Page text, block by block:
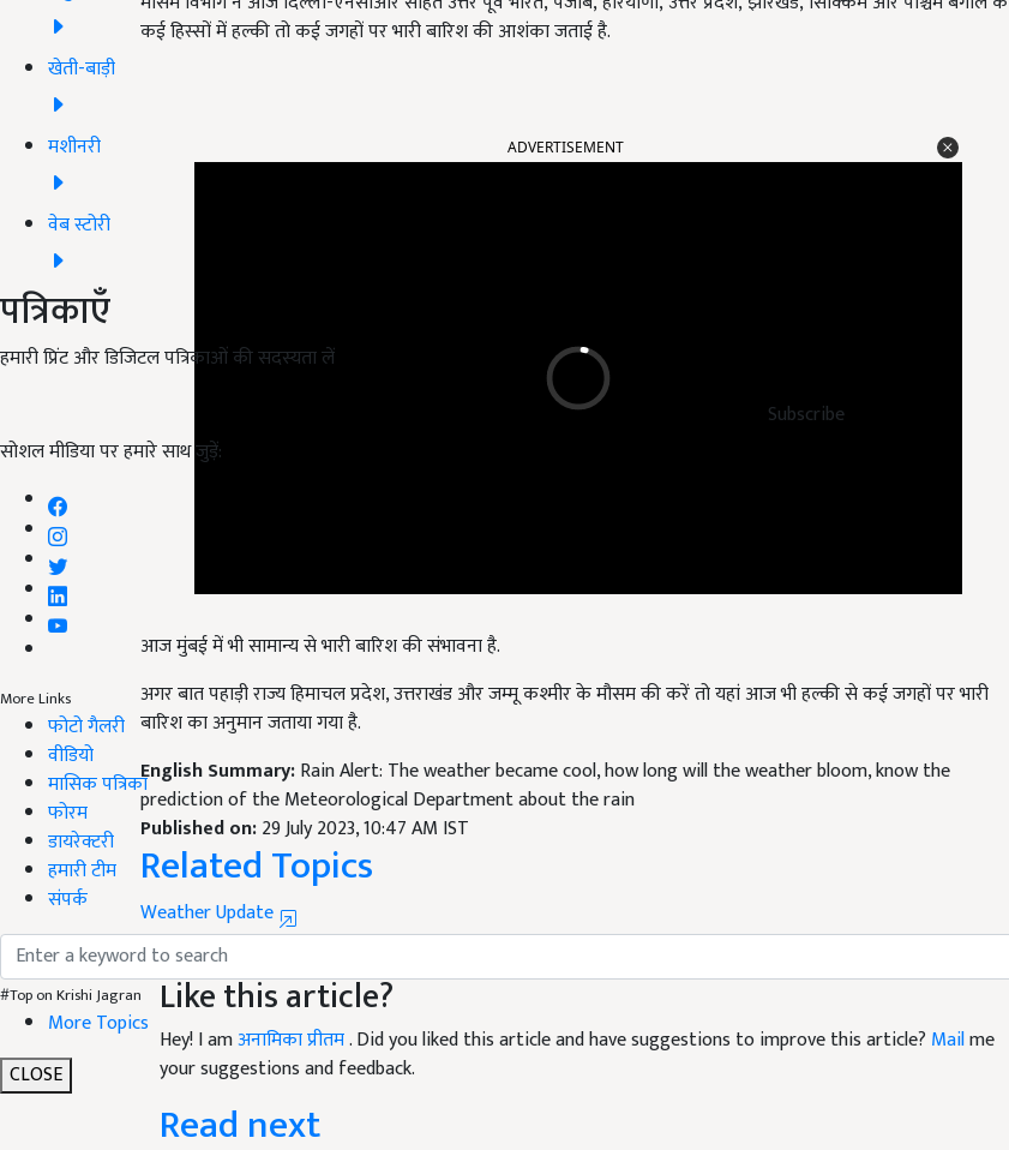
खेती-बाड़ी
मशीनरी
वेब स्टोरी
पत्रिकाएँ
हमारी प्रिंट और डिजिटल पत्रिकाओं की सदस्यता लें
Subscribe
सोशल मीडिया पर हमारे साथ जुड़ें:
More Links
फोटो गैलरी
वीडियो
मासिक पत्रिका
फोरम
डायरेक्टरी
हमारी टीम
संपर्क
#Top on Krishi Jagran
More Topics
CLOSE
कई हिस्सों में हल्की तो कई जगहों पर भारी बारिश की आशंका जताई है.
ADVERTISEMENT
आज मुंबई में भी सामान्य से भारी बारिश की संभावना है.
अगर बात पहाड़ी राज्य हिमाचल प्रदेश, उत्तराखंड और जम्मू कश्मीर के मौसम की करें तो यहां आज भी हल्की से कई जगहों पर भारी
बारिश का अनुमान जताया गया है.
English Summary:Rain Alert: The weather became cool, how long will the weather bloom, know the
prediction of the Meteorological Department about the rain
Published on:29 July 2023, 10:47 AM IST
Related Topics
Weather Update
Rain Alertweather updateweather today
Like this article?
Hey! I amअनामिका प्रीतम. Did you liked this article and have suggestions to improve this article? Mailme
your suggestions and feedback.
Read next